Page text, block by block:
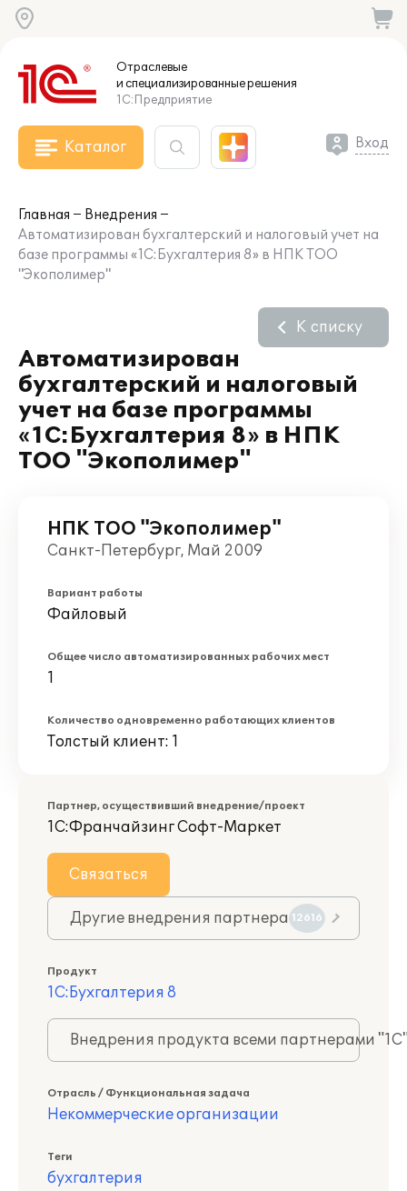
Отраслевые
и специализированныерешения
1С:Предприятие
Каталог Вход
Главная
Внедрения
Автоматизирован бухгалтерский и налоговый учет на
базе программы «1С:Бухгалтерия 8» в НПК ТОО
"Экополимер"
Автоматизирован
бухгалтерский и налоговый
учет на базе программы
«1С:Бухгалтерия 8» в НПК
ТОО "Экополимер"
К списку
НПК ТОО "Экополимер"
Санкт-Петербург, Май 2009
Вариант работы
Файловый
Общее число автоматизированных рабочих мест
1
Количество одновременно работающих клиентов
Толстый клиент: 1
Партнер, осуществивший внедрение/проект
1С:Франчайзинг Софт-Маркет
Связаться
Другие внедрения партнера 12616
Продукт
1С:Бухгалтерия 8
Внедрения продукта всеми партнерами
Отрасль / Функциональная задача
Некоммерческие организации
Теги
бухгалтерия